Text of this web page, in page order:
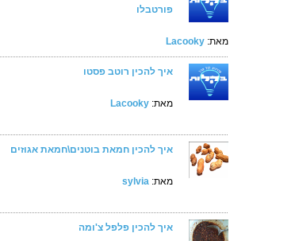
פורטבלו
מאת: Lacooky
איך להכין רוטב פסטו
מאת: Lacooky
איך להכין חמאת בוטנים\חמאת אגוזים
מאת: sylvia
איך להכין פלפל צ'ומה